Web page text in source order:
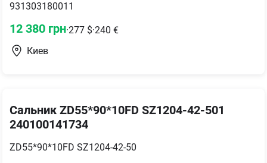
931303180011
12 380 грн·277 $·240 €
Киев
Сальник ZD55*90*10FD SZ1204-42-501
240100141734
ZD55*90*10FD SZ1204-42-50